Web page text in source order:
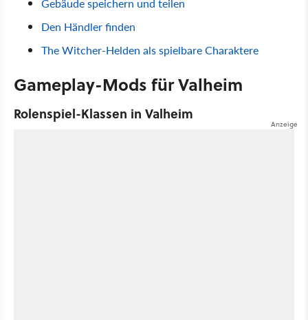
Den Händler finden
The Witcher-Helden als spielbare Charaktere
Gameplay-Mods für Valheim
Rolenspiel-Klassen in Valheim